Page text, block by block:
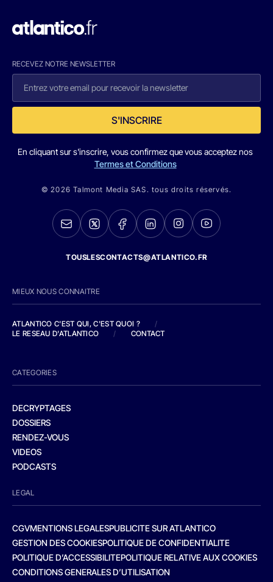
RECEVEZ NOTRE NEWSLETTER
S'INSCRIRE
En cliquant sur s'inscrire, vous confirmez que vous acceptez nos
Termes et Conditions
© 2026 Talmont Media SAS. tous droits réservés.
TOUSLESCONTACTS@ATLANTICO.FR
MIEUX NOUS CONNAITRE
ATLANTICO C'EST QUI, C'EST QUOI ?
/
LE RESEAU D'ATLANTICO
/ CONTACT
CATEGORIES
DECRYPTAGES
DOSSIERS
RENDEZ-VOUS
VIDEOS
PODCASTS
LEGAL
CGVMENTIONS LEGALESPUBLICITE SUR ATLANTICO
GESTION DES COOKIESPOLITIQUE DE CONFIDENTIALITE
POLITIQUE D’ACCESSIBILITEPOLITIQUE RELATIVE AUX COOKIES
CONDITIONS GENERALES D’UTILISATION